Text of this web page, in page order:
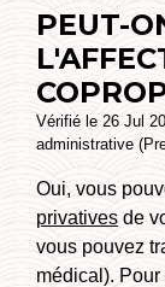
PEUT-
Vérifié le 26 Jul
administrative
Oui, vous
privatives de
vous pouvez
médical).